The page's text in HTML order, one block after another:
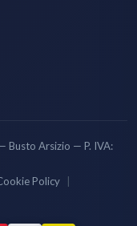
Busto Arsizio — P. IVA:
Policy